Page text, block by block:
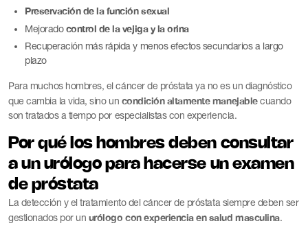
Preservación de la función sexual
Mejoradocontrol de la vejiga y la orina
Recuperación más rápida y menos efectos secundarios a largo
plazo
Para muchos hombres, el cáncer de próstata ya no es un diagnóstico
que cambia la vida, sino un condición altamente manejablecuando
son tratados a tiempo por especialistas con experiencia.
Por qué los hombres deben consultar
a un urólogo para hacerse un examen
de próstata
La detección y el tratamiento del cáncer de próstata siempre deben ser
gestionados por un urólogo con experiencia en salud masculina.